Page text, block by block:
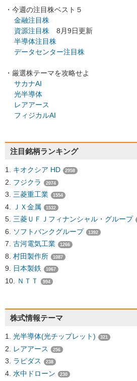
・今週の注目株ベスト５
金融注目株
資源注目株 8月9日更新
半導体注目株
データセンター注目株
・厳選株テーマを攻略せよ
サカナAI
光半導体
レアアース
フィジカルAI
注目銘柄ランキング
キオクシア HD 2958
フジクラ 2074
三菱重工業 1554
ＪＸ金属 1532
三菱ＵＦＪフィナンシャル・グループ
ソフトバンクグループ 1392
古河電気工業 1266
村田製作所 1087
日本製鉄 1067
ＮＴＴ 994
株式情報テーマ
光半導体(光チップレット) 321
レアアース 256
ラピダス 238
水中ドローン 230